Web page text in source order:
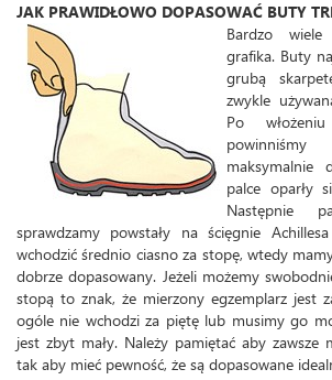
JAK PRAWIDŁOWO DOPASOWAĆ BUTY
Bardzo wiele
grafika. Buty
grubą
zwykle
Po
palce oparły
Następnie
sprawdzamy powstały na ścięgnie
wchodzić średnio ciasno za stopę, wtedy
dobrze dopasowany. Jeżeli możemy
stopą to znak, że mierzony egzemplarz jest
ogóle nie wchodzi za piętę lub musimy go
jest zbyt mały. Należy pamiętać aby zawsze
tak aby mieć pewność, że są dopasowane